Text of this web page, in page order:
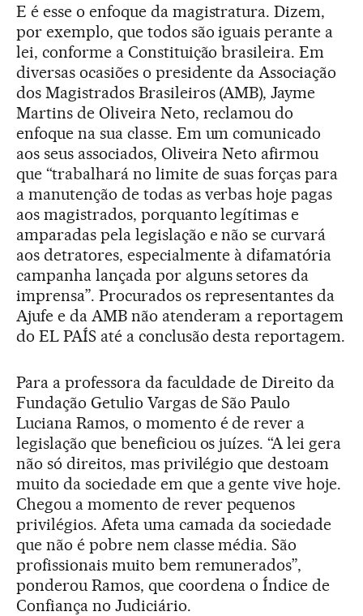
E é esse o enfoque da magistratura. Dizem,
por exemplo, que todos são iguais perante a
lei, conforme a Constituição brasileira. Em
diversas ocasiões o presidente da Associação
dos Magistrados Brasileiros (AMB), Jayme
Martins de Oliveira Neto, reclamou do
enfoque na sua classe. Em um comunicado
aos seus associados, Oliveira Neto afirmou
que “trabalhará no limite de suas forças para
a manutenção de todas as verbas hoje pagas
aos magistrados, porquanto legítimas e
amparadas pela legislação e não se curvará
aos detratores, especialmente à difamatória
campanha lançada por alguns setores da
imprensa”. Procurados os representantes da
Ajufe e da AMB não atenderam a reportagem
do EL PAÍS até a conclusão desta reportagem.
Para a professora da faculdade de Direito da
Fundação Getulio Vargas de São Paulo
Luciana Ramos, o momento é de rever a
legislação que beneficiou os juízes. “A lei gera
não só direitos, mas privilégio que destoam
muito da sociedade em que a gente vive hoje.
Chegou a momento de rever pequenos
privilégios. Afeta uma camada da sociedade
que não é pobre nem classe média. São
profissionais muito bem remunerados”,
ponderou Ramos, que coordena o Índice de
Confiança no Judiciário.